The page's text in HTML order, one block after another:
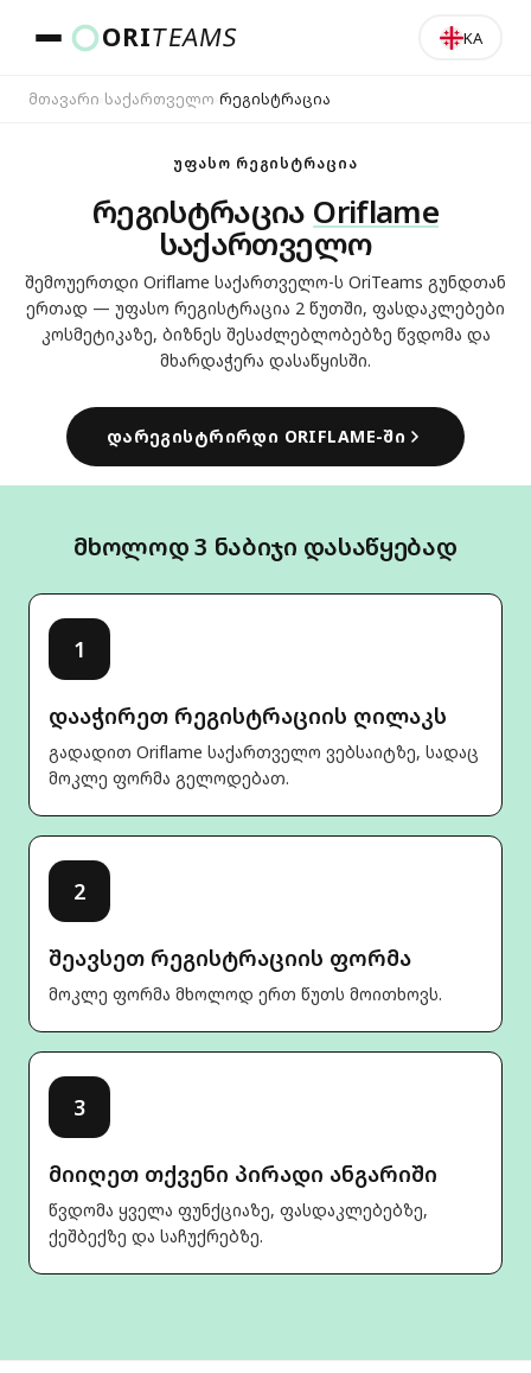
ORITEAMS KA
ᲒᲐᲓᲐᲡᲕᲚᲐ
მთავარი საქართველო რეგისტრაცია
ᲣᲤᲐᲡᲝ ᲠᲔᲒᲘᲡᲢᲠᲐᲪᲘᲐ
რეგისტრაცია Oriflame
საქართველო
შემოუერთდი Oriflame საქართველო-ს OriTeams გუნდთან
ერთად — უფასო რეგისტრაცია 2 წუთში, ფასდაკლებები
კოსმეტიკაზე, ბიზნეს შესაძლებლობებზე წვდომა და
მხარდაჭერა დასაწყისში.
ᲓᲐᲠᲔᲒᲘᲡᲢᲠᲘᲠᲓᲘ ORIFLAME-ᲨᲘ
მხოლოდ 3 ნაბიჯი დასაწყებად
1
დააჭირეთ რეგისტრაციის ღილაკს
გადადით Oriflame საქართველო ვებსაიტზე, სადაც
მოკლე ფორმა გელოდებათ.
2
შეავსეთ რეგისტრაციის ფორმა
მოკლე ფორმა მხოლოდ ერთ წუთს მოითხოვს.
3
მიიღეთ თქვენი პირადი ანგარიში
წვდომა ყველა ფუნქციაზე, ფასდაკლებებზე,
ქეშბექზე და საჩუქრებზე.